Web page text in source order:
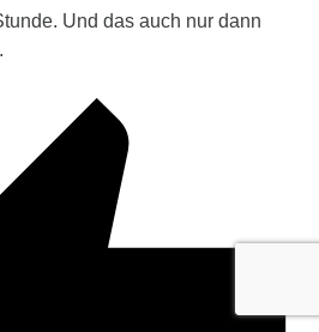
Und das auch nur dann